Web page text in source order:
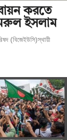
করতে
ইসলাম
(বিজেইউসি)স্থায়ী